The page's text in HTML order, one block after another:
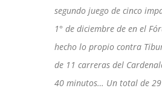
segundo juego de cinco
1° de diciembre de en el
hecho lo propio contra
de 11 carreras del
40 minutos… Un total de